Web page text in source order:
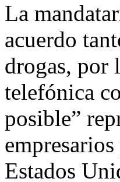
La
acuerdo
drogas, por
telefónica
posible”
Estados